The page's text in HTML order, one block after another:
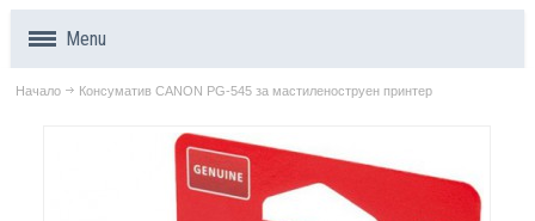
Menu
Продукти
Начало Консуматив CANON PG-545 за мастиленоструен принтер